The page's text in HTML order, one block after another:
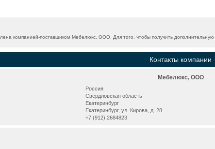
компанией-поставщиком Мебелюкс, ООО. Для того, чтобы получить
Контакты компании
Мебелюкс, ООО
Россия
Свердловская область
Екатеринбург
Екатеринбург, ул. Кирова, д. 28
+7 (912) 2684823